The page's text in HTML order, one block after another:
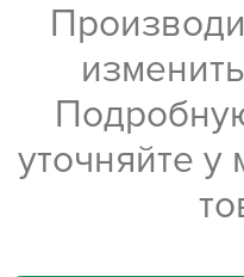
уточняйте